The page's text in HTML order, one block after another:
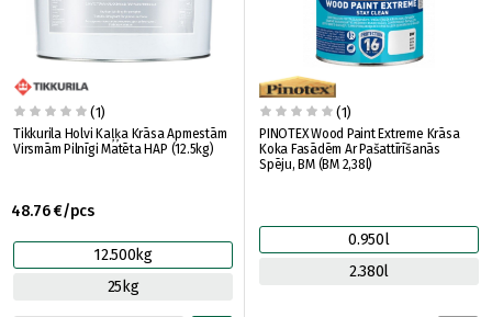
(1)
Tikkurila Holvi Kaļķa Krāsa Apmestām
Virsmām Pilnīgi Matēta HAP (12.5kg)
48.76 €/pcs
12.500kg
25kg
(1)
PINOTEX Wood Paint Extreme Krāsa
Koka Fasādēm Ar Pašattīrīšanās
Spēju, BM (BM 2,38l)
0.950l
2.380l